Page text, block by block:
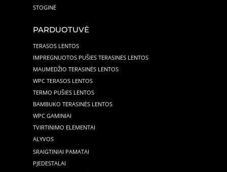
STOGINĖ
PARDUOTUVĖ
TERASOS LENTOS
IMPREGNUOTOS PUŠIES TERASINĖS LENTOS
MAUMEDŽIO TERASINĖS LENTOS
WPC TERASOS LENTOS
TERMO PUŠIES LENTOS
BAMBUKO TERASINĖS LENTOS
WPC GAMINIAI
TVIRTINIMO ELEMENTAI
ALYVOS
SRAIGTINIAI PAMATAI
PJEDESTALAI